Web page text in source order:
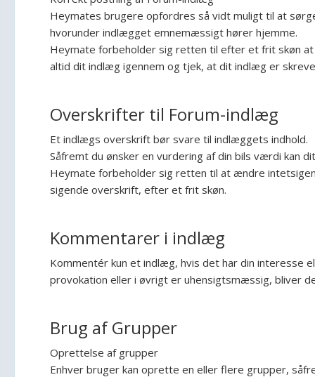
Heymates brugere opfordres så vidt muligt til at
hvorunder indlægget emnemæssigt hører hjemme.
Heymate forbeholder sig retten til efter et frit skøn
altid dit indlæg igennem og tjek, at dit indlæg er
Overskrifter til Forum-indlæg
Et indlægs overskrift bør svare til indlæggets indhold.
Såfremt du ønsker en vurdering af din bils værdi kan
Heymate forbeholder sig retten til at ændre
sigende overskrift, efter et frit skøn.
Kommentarer i indlæg
Kommentér kun et indlæg, hvis det har din interesse
provokation eller i øvrigt er uhensigtsmæssig, bliver
Brug af Grupper
Oprettelse af grupper
Enhver bruger kan oprette en eller flere grupper,